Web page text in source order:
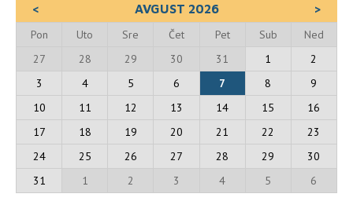
< AVGUST 2026
>
Pon
Uto Sre Čet Pet Sub
Ned
27
28 29 30 31 1
2
3
4 5 6 7 8
9
10
11 12 13 14 15
16
17
18 19 20 21 22
23
24
25 26 27 28 29
30
31
1 2 3 4 5 6